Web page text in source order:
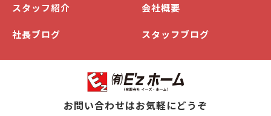
スタッフ紹介 会社概要
社長ブログ スタッフブログ
お問い合わせはお気軽にどうぞ